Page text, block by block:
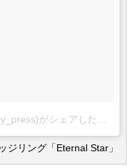
ジリング「Eternal Star」